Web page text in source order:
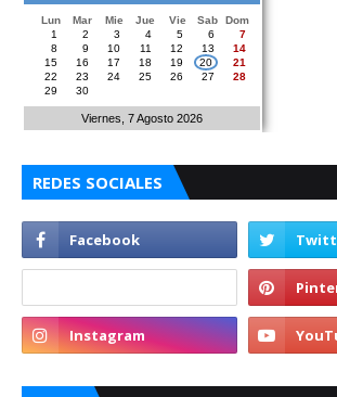
Lun Mar Mie Jue Vie Sab
Dom
1
2 3 4 5 6
7
8
9 10 11 12 13
14
15
16 17 18 19 20
21
22
23 24 25 26 27
28
29
30
Viernes, 7 Agosto 2026
REDES SOCIALES